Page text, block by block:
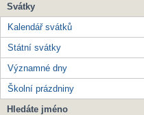
Svátky
Kalendář svátků
Státní svátky
Významné dny
Školní prázdniny
Hledáte jméno